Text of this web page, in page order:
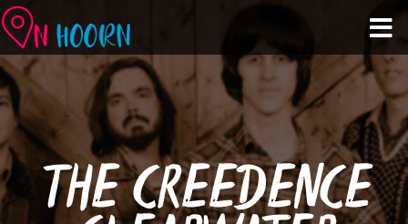
Agenda
Zien & Doen
Winkelen & Horeca
THE CREEDENCE